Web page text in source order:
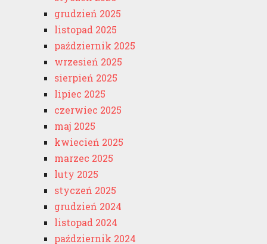
grudzień 2025
listopad 2025
październik 2025
wrzesień 2025
sierpień 2025
lipiec 2025
czerwiec 2025
maj 2025
kwiecień 2025
marzec 2025
luty 2025
styczeń 2025
grudzień 2024
listopad 2024
październik 2024